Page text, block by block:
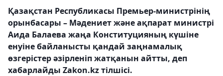
Қазақстан Республикасы Премьер-министрінің
орынбасары – Мәдениет және ақпарат министрі
Аида Балаева жаңа Конституцияның күшіне
енуіне байланысты қандай заңнамалық
өзгерістер әзірленіп жатқанын айтты, деп
хабарлайды Zakon.kz тілшісі.